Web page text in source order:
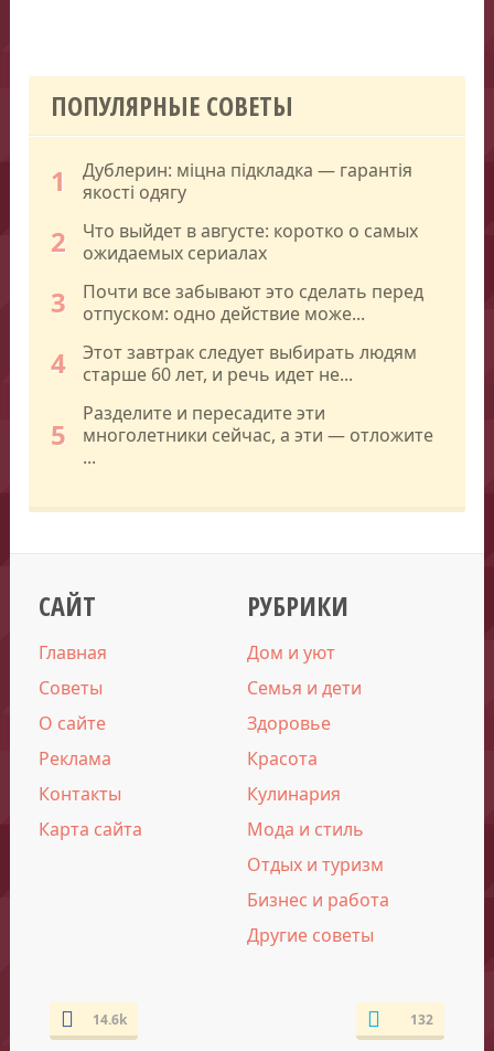
ПОПУЛЯРНЫЕ СОВЕТЫ
1
Дублерин: міцна підкладка — гарантія
якості одягу
2
Что выйдет в августе: коротко о самых
ожидаемых сериалах
3
Почти все забывают это сделать перед
отпуском: одно действие може...
4
Этот завтрак следует выбирать людям
старше 60 лет, и речь идет не...
5
Разделите и пересадите эти
многолетники сейчас, а эти — отложите
...
САЙТ
Главная
Советы
О сайте
Реклама
Контакты
Карта сайта
РУБРИКИ
Дом и уют
Семья и дети
Здоровье
Красота
Кулинария
Мода и стиль
Отдых и туризм
Бизнес и работа
Другие советы
14.6k 132